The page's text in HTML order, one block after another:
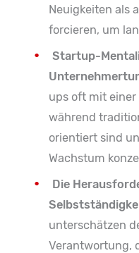
Neuigkeiten als
forcieren, um
Startup-
ups oft mit
während
orientiert sind
Wachstum
Die
unterschätzen
Verantwortung,